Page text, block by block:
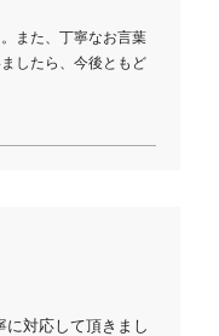
また、丁寧なお言葉
したら、今後ともど
対応して頂きまし